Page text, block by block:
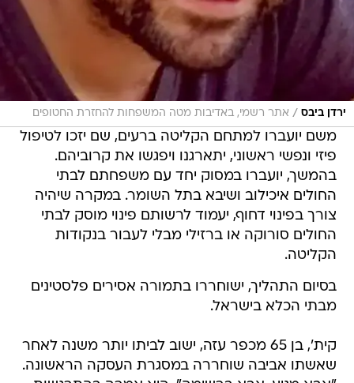
ירדן ביבס / אתר רשמי, באדיבות מטה המשפחות להחזרת החטופים
משם יועברו למתחם הקליטה ברעים, שם יזכו לטיפול
פיזי ונפשי ראשוני, יתארגנו ויפגשו את קרוביהם.
בהמשך, יועברו במסוק יחד עם משפחתם לבתי
החולים איכילוב ושיבא בתל השומר. במקרה שיהיה
צורך בפינוי דחוף, יעמוד לרשותם פינוי מוסק לבתי
החולים סורוקה או ברזילי מבלי לעבור בנקודות
הקליטה.
בסיום התהליך, ישוחררו בתמורה אסירים פלסטינים
מבתי הכלא בישראל.
קית', בן 65 מכפר עזה, ישוב לביתו יותר משנה לאחר
שאשתו אביבה שוחררה במסגרת העסקה הראשונה.